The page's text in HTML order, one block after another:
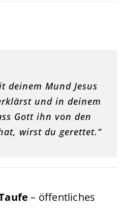
deinem Mund Jesus
und in deinem
Gott ihn von den
wirst du gerettet.“
– öffentliches